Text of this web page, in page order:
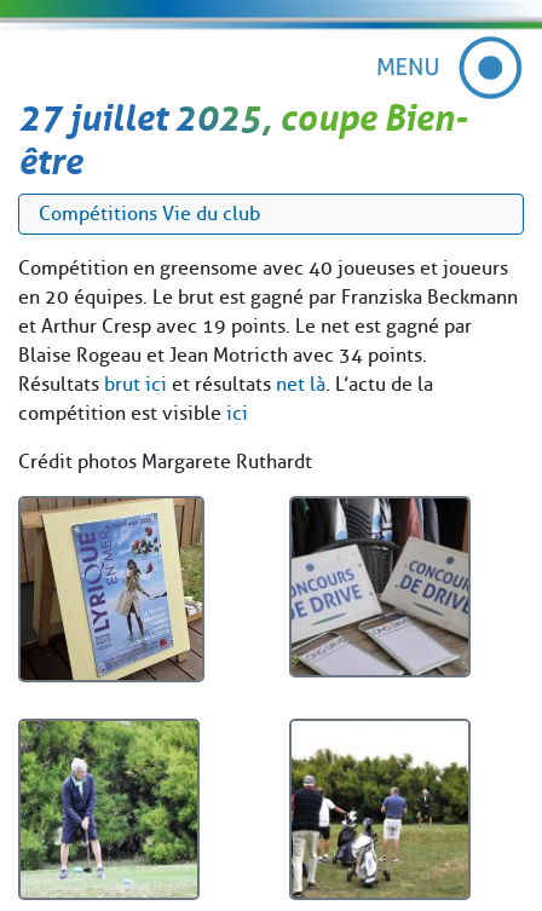
27 juillet 2025, coupe Bien-
être
Compétitions Vie du club
Compétition en greensome avec 40 joueuses et joueurs
en 20 équipes. Le brut est gagné par Franziska Beckmann
et Arthur Cresp avec 19 points. Le net est gagné par
Blaise Rogeau et Jean Motricth avec 34 points.
Résultats brut ici et résultats net là. L’actu de la
compétition est visible ici
Crédit photos Margarete Ruthardt